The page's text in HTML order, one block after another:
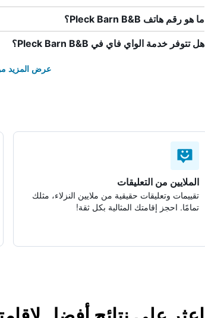
ما هو رقم هاتف Pleck Barn B&B؟
هل تتوفر خدمة الواي فاي في Pleck Barn B&B؟
عرض المزيد
الملايين من التعليقات
تقييمات وتعليقات حقيقية من ملايين النزلاء، مثلك
تمامًا. احجز إقامتك المثالية بكل ثقة!